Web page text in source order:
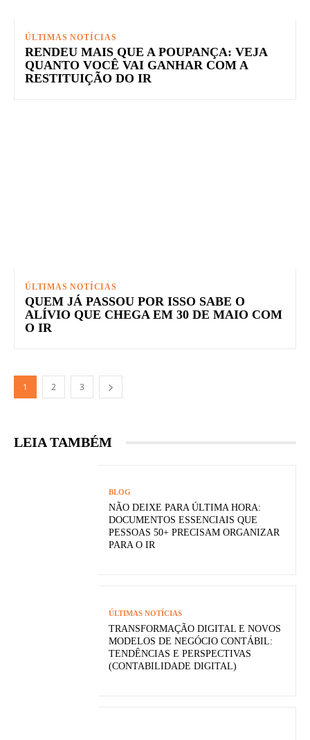
ÚLTIMAS NOTÍCIAS
RENDEU MAIS QUE A POUPANÇA: VEJA
QUANTO VOCÊ VAI GANHAR COM A
RESTITUIÇÃO DO IR
ÚLTIMAS NOTÍCIAS
QUEM JÁ PASSOU POR ISSO SABE O
ALÍVIO QUE CHEGA EM 30 DE MAIO COM
O IR
1 2 3
LEIA TAMBÉM
BLOG
NÃO DEIXE PARA ÚLTIMA HORA:
DOCUMENTOS ESSENCIAIS QUE
PESSOAS 50+ PRECISAM ORGANIZAR
PARA O IR
ÚLTIMAS NOTÍCIAS
TRANSFORMAÇÃO DIGITAL E NOVOS
MODELOS DE NEGÓCIO CONTÁBIL:
TENDÊNCIAS E PERSPECTIVAS
(CONTABILIDADE DIGITAL)